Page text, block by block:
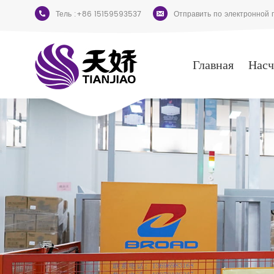
Тель :+86 15159593537 Отправить по электронной
Главная